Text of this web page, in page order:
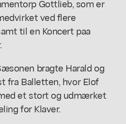
Gottlieb, som er
ved flere
til en Koncert paa
bragte Harald og
fra Balletten, hvor Elof
et stort og udmærket
for Klaver.